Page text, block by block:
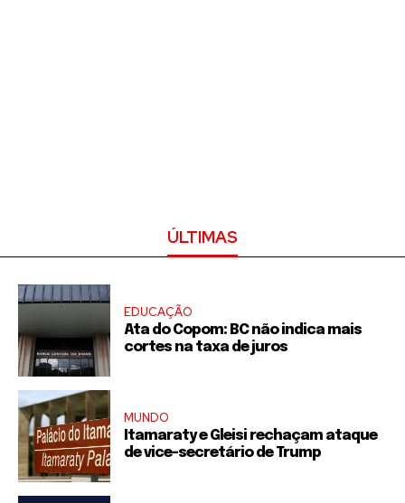
ÚLTIMAS
EDUCAÇÃO
Ata do Copom: BC não indica mais
cortes na taxa de juros
MUNDO
Itamaraty e Gleisi rechaçam ataque
de vice-secretário de Trump